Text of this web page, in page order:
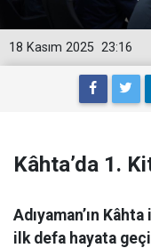
23:16
18 Kasım 2025
Kâhta’da 1.
Adıyaman’ın
ilk defa hayata